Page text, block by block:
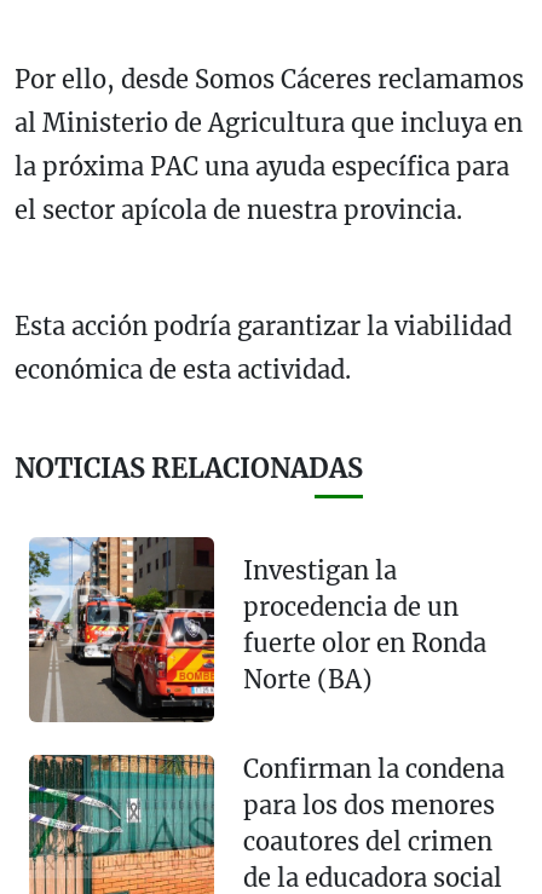
Por ello, desde Somos Cáceres reclamamos
al Ministerio de Agricultura que incluya en
la próxima PAC una ayuda específica para
el sector apícola de nuestra provincia.
Esta acción podría garantizar la viabilidad
económica de esta actividad.
NOTICIAS RELACIONADAS
Investigan la
procedencia de un
fuerte olor en Ronda
Norte (BA)
Confirman la condena
para los dos menores
coautores del crimen
de la educadora social